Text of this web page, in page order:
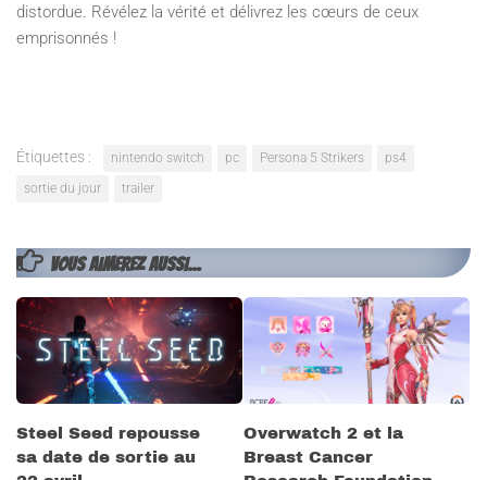
distordue. Révélez la vérité et délivrez les cœurs de ceux
emprisonnés !
Étiquettes : nintendo switch pc Persona 5 Strikers
ps4
sortie du jour
trailer
VOUS AIMEREZ AUSSI...
Steel Seed repousse
sa date de sortie au
Overwatch 2 et la
Breast Cancer